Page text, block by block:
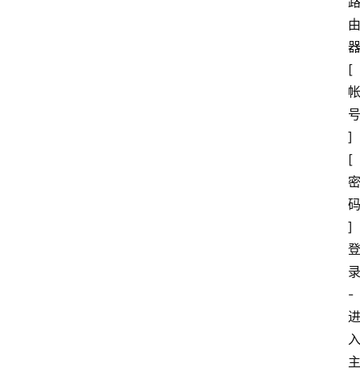
由
器
[
帐
号
]
[
密
码
]
登
录
-
进
入
主